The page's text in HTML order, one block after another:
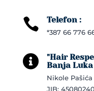
 Telefon :
*387 66 776

"Hair
Banja Luka
Nikole
JIB: